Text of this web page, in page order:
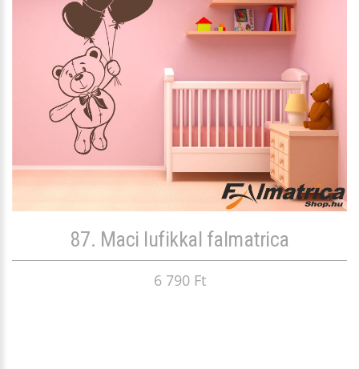
87. Maci lufikkal falmatrica
6 790 Ft